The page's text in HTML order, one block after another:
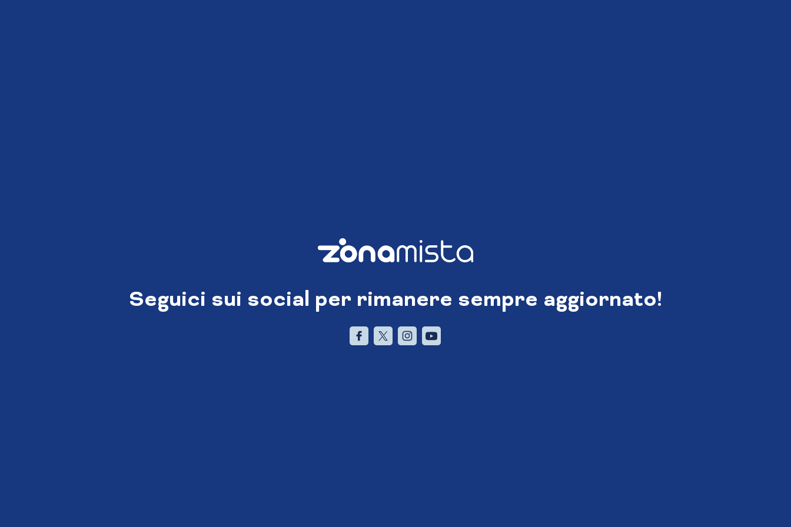
Seguici sui social per rimanere sempre aggiornato!